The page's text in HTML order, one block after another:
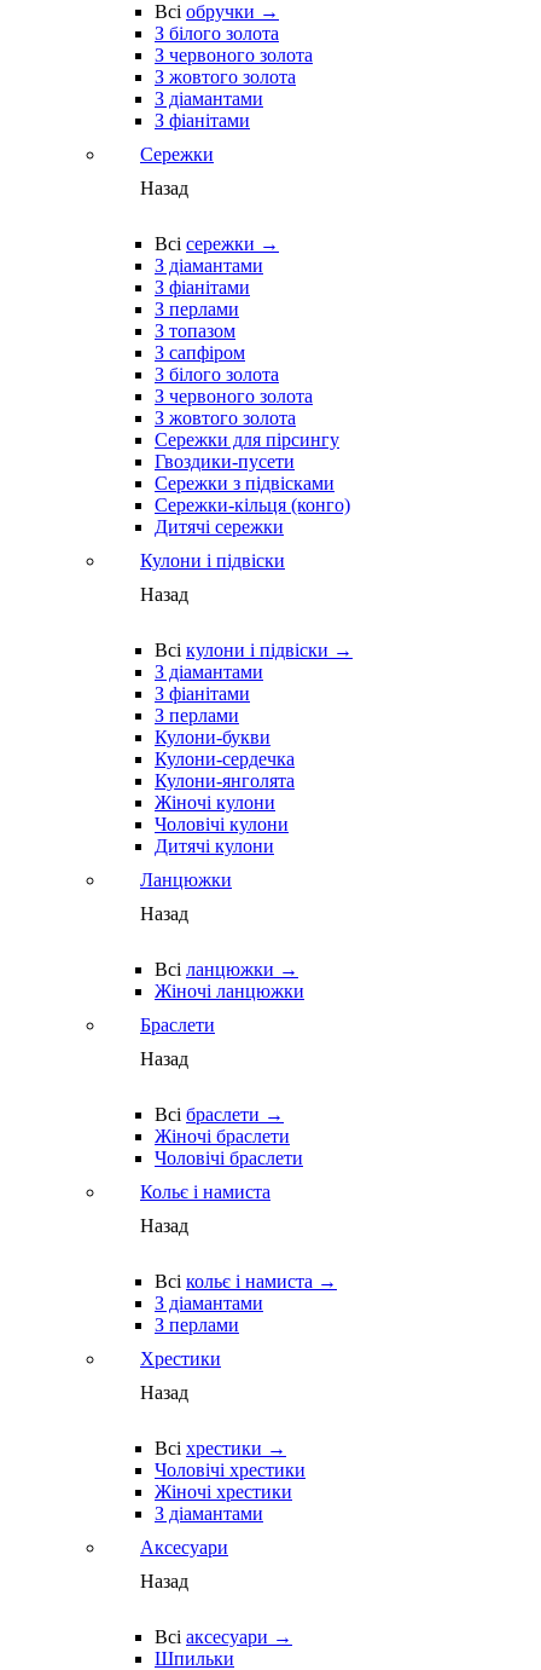
Всі обручки →
З білого золота
З червоного золота
З жовтого золота
З діамантами
З фіанітами
Сережки
Назад
Всі сережки →
З діамантами
З фіанітами
З перлами
З топазом
З сапфіром
З білого золота
З червоного золота
З жовтого золота
Сережки для пірсингу
Гвоздики-пусети
Сережки з підвісками
Сережки-кільця (конго)
Дитячі сережки
Кулони і підвіски
Назад
Всі кулони і підвіски →
З діамантами
З фіанітами
З перлами
Кулони-букви
Кулони-сердечка
Кулони-янголята
Жіночі кулони
Чоловічі кулони
Дитячі кулони
Ланцюжки
Назад
Всі ланцюжки →
Жіночі ланцюжки
Браслети
Назад
Всі браслети →
Жіночі браслети
Чоловічі браслети
Кольє і намиста
Назад
Всі кольє і намиста →
З діамантами
З перлами
Хрестики
Назад
Всі хрестики →
Чоловічі хрестики
Жіночі хрестики
З діамантами
Аксесуари
Назад
Всі аксесуари →
Шпильки